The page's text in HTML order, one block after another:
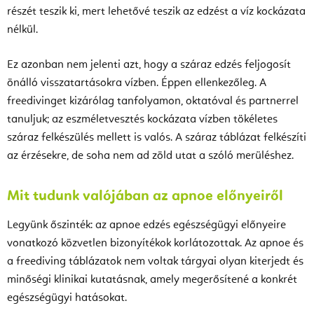
részét teszik ki, mert lehetővé teszik az edzést a víz kockázata
nélkül.
Ez azonban nem jelenti azt, hogy a száraz edzés feljogosít
önálló visszatartásokra vízben. Éppen ellenkezőleg. A
freedivinget kizárólag tanfolyamon, oktatóval és partnerrel
tanuljuk; az eszméletvesztés kockázata vízben tökéletes
száraz felkészülés mellett is valós. A száraz táblázat felkészíti
az érzésekre, de soha nem ad zöld utat a szóló merüléshez.
Mit tudunk valójában az apnoe előnyeiről
Legyünk őszinték: az apnoe edzés egészségügyi előnyeire
vonatkozó közvetlen bizonyítékok korlátozottak. Az apnoe és
a freediving táblázatok nem voltak tárgyai olyan kiterjedt és
minőségi klinikai kutatásnak, amely megerősítené a konkrét
egészségügyi hatásokat.